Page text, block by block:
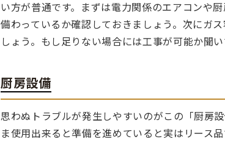
い方が普通です。まずは電力関係のエアコンや
備わっているか確認しておきましょう。次にガ
しょう。もし足りない場合には工事が可能か聞い
厨房設備
思わぬトラブルが発生しやすいのがこの「厨房
ま使用出来ると準備を進めていると実はリース